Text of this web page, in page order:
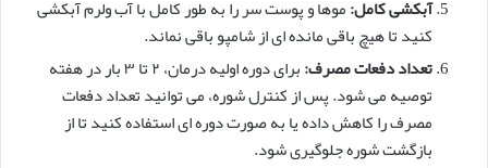
آبکشی کامل:موها و پوست سر را به طور کامل با آب ولرم آبکشی
کنید تا هیچ باقی مانده ای از شامپو باقی نماند.
تعداد دفعات مصرف:
برای دوره اولیه درمان، ۲ تا ۳ بار در هفته
توصیه می شود. پس از کنترل شوره، می توانید تعداد دفعات
مصرف را کاهش داده یا به صورت دوره ای استفاده کنید تا از
بازگشت شوره جلوگیری شود.